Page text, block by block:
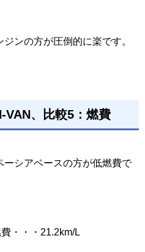
ンの方が圧倒的に楽です。
VAN、比較5：燃費
シアベースの方が低燃費で
・・・21.2km/L